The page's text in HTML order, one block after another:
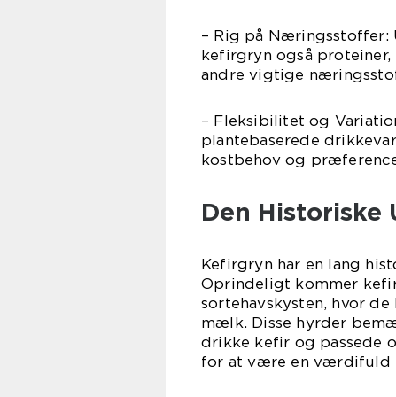
– Rig på
kefirgryn også
andre vigtige
– Fleksibilitet og
plantebaserede
kostbehov og
Den
Kefirgryn har en lang
Oprindeligt kommer
sortehavskysten, hvor
mælk. Disse hyrder
drikke kefir og passede
for at være en værdifuld